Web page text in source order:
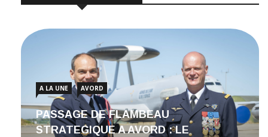
A LA UNE AVORD
PASSAGE DE FLAMBEAU
STRATEGIQUE A AVORD : LE